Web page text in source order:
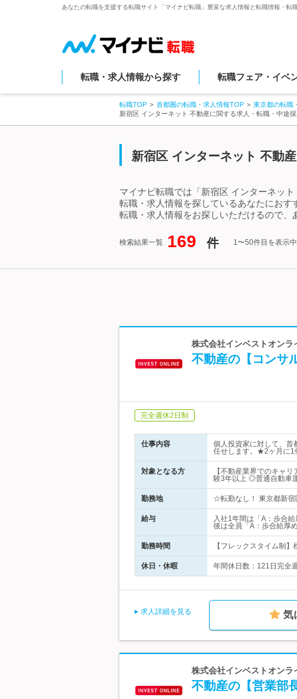
あなたの転職を支援する転職サイト「マイナビ転職」豊富な求人情報と転職情報・転
転職・求人情報から探す 転職フェア・イベ
転職TOP 首都圏の転職・求人情報TOP 東京都の転職
新宿区 インターネット 不動産に関する求人・転職・中途
新宿区 インターネット 不動
マイナビ転職では「新宿区 インターネッ
転職・求人情報を探しているあなたにお
転職・求人情報をお探しいただけるので
検索結果一覧 169 件 1〜50件目を表示中
株式会社インベストオン
不動産の【コンサ
完全週休2日制
仕事内容
個人投資家に対して、首
任せします。★2ヶ月に1
対象となる方
【不動産業界でのキャ
験3年以上 ◎普通自動車
勤務地 ☆転勤なし！ 東京都新
給与
入社1年間は「A：歩合
後は全員「A：歩合給厚
勤務時間 【フレックスタイム制
休日・休暇 年間休日数：121日完全
求人詳細を見る 気
株式会社インベストオン
不動産の【営業部